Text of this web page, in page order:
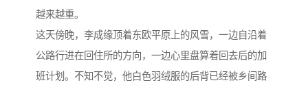
越来越重。
这天傍晚，李成缘顶着东欧平原上的风雪，一边自沿着
公路行进在回住所的方向，一边心里盘算着回去后的加
班计划。不知不觉，他白色羽绒服的后背已经被乡间路